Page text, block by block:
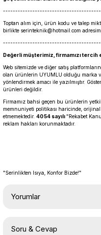
Toptan alım için, ürün kodu ve talep
birlikte serinteknik@hotmail.com
Değerli müşterimiz, firmamızı
Web sitemizde ve diğer satış
olan ürünlerin UYUMLU olduğu marka
yönlendirmek amacı ile yazılmıştır.
ürünleri değildir.
Firmamız bahsi geçen bu ürünlerin yetkili
memnuniyeti politikası haricinde,
etmemektedir. 4054 sayılı "Rekabet
reklam hakları korunmaktadır.
"Serinlikten Isıya, Konfor Bizde!"
Yorumlar
Soru & Cevap